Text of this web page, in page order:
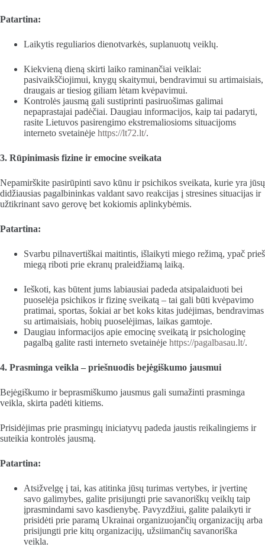
Patartina:
Laikytis reguliarios dienotvarkės, suplanuotų veiklų.
Kiekvieną dieną skirti laiko raminančiai veiklai:
pasivaikščiojimui, knygų skaitymui, bendravimui su artimaisiais,
draugais ar tiesiog giliam lėtam kvėpavimui.
Kontrolės jausmą gali sustiprinti pasiruošimas galimai
nepaprastajai padėčiai. Daugiau informacijos, kaip tai padaryti,
rasite Lietuvos pasirengimo ekstremaliosioms situacijoms
interneto svetainėje https://lt72.lt/.
3. Rūpinimasis fizine ir emocine sveikata
Nepamirškite pasirūpinti savo kūnu ir psichikos sveikata, kurie yra jūsų
didžiausias pagalbininkas valdant savo reakcijas į stresines situacijas ir
užtikrinant savo gerovę bet kokiomis aplinkybėmis.
Patartina:
Svarbu pilnavertiškai maitintis, išlaikyti miego režimą, ypač prieš
miegą riboti prie ekranų praleidžiamą laiką.
Ieškoti, kas būtent jums labiausiai padeda atsipalaiduoti bei
puoselėja psichikos ir fizinę sveikatą – tai gali būti kvėpavimo
pratimai, sportas, šokiai ar bet koks kitas judėjimas, bendravimas
su artimaisiais, hobių puoselėjimas, laikas gamtoje.
Daugiau informacijos apie emocinę sveikatą ir psichologinę
pagalbą galite rasti interneto svetainėje https://pagalbasau.lt/.
4. Prasminga veikla – priešnuodis bejėgiškumo jausmui
Bejėgiškumo ir beprasmiškumo jausmus gali sumažinti prasminga
veikla, skirta padėti kitiems.
Prisidėjimas prie prasmingų iniciatyvų padeda jaustis reikalingiems ir
suteikia kontrolės jausmą.
Patartina:
Atsižvelgę į tai, kas atitinka jūsų turimas vertybes, ir įvertinę
savo galimybes, galite prisijungti prie savanoriškų veiklų taip
įprasmindami savo kasdienybę. Pavyzdžiui, galite palaikyti ir
prisidėti prie paramą Ukrainai organizuojančių organizacijų arba
prisijungti prie kitų organizacijų, užsiimančių savanoriška
veikla.